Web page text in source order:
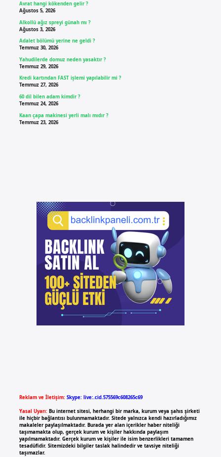
Avrat hangi kökenden gelir ?
Ağustos 5, 2026
Alkollü ağız spreyi günah mı ?
Ağustos 3, 2026
Adalet bölümü yerine ne geldi ?
Temmuz 30, 2026
Yahudilerde domuz neden yasaktır ?
Temmuz 29, 2026
Kredi kartından FAST işlemi yapılabilir mi ?
Temmuz 27, 2026
60 dil bilen adam kimdir ?
Temmuz 24, 2026
Kaan çapa makinesi yerli malı mıdır ?
Temmuz 23, 2026
Reklam ve İletişim: Skype: live:.cid.575569c608265c69
Yasal Uyarı: Bu internet sitesi, herhangi bir marka, kurum veya şahıs şirketi
ile hiçbir bağlantısı bulunmamaktadır. Sitede yalnızca kendi hazırladığımız
makaleler paylaşılmaktadır. Burada yer alan içerikler haber niteliği
taşımamakta olup, gerçek kurum ve kişiler hakkında paylaşım
yapılmamaktadır. Gerçek kurum ve kişiler ile isim benzerlikleri tamamen
tesadüfidir. Sitemizdeki bilgiler taslak halindedir ve tavsiye niteliği
taşımazlar.